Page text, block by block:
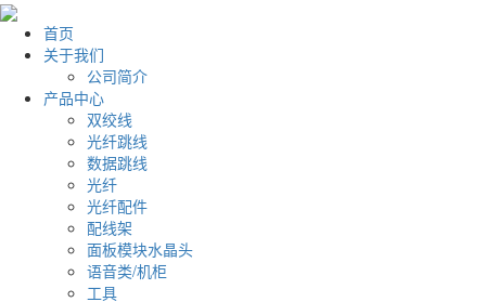
首页
关于我们
公司简介
产品中心
双绞线
光纤跳线
数据跳线
光纤
光纤配件
配线架
面板模块水晶头
语音类/机柜
工具